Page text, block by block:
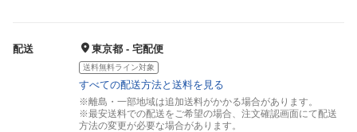
配送 東京都 - 宅配便
送料無料ライン対象
すべての配送方法と送料を見る
※離島・一部地域は追加送料がかかる場合があります。
※最安送料での配送をご希望の場合、注文確認画面にて配送
方法の変更が必要な場合があります。